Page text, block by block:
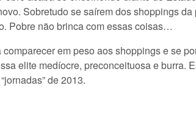
Sobretudo se saírem dos shoppings
Pobre não brinca com essas coisas…
em peso aos shoppings e se
elite medíocre, preconceituosa e burra.
de 2013.